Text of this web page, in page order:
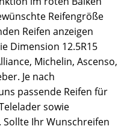
Reifengröße
Reifen anzeigen
Dimension 12.5R15
Michelin, Ascenso,
Je nach
passende Reifen für
sowie
Ihr Wunschreifen